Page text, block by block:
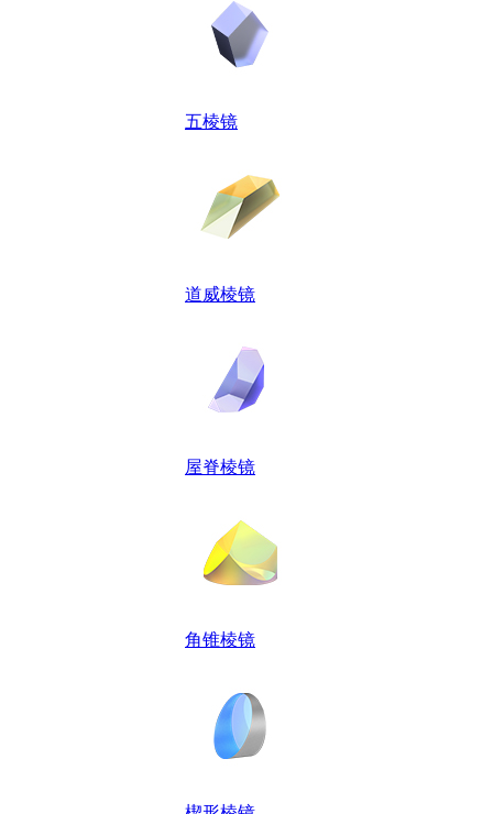
五棱镜
道威棱镜
屋脊棱镜
角锥棱镜